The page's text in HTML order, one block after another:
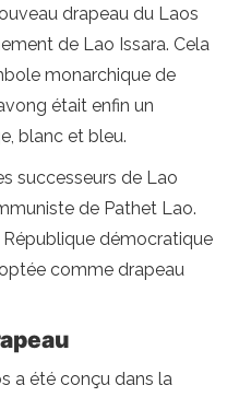
drapeau du Laos
de Lao Issara. Cela
monarchique de
était enfin un
blanc et bleu.
successeurs de Lao
de Pathet Lao.
démocratique
comme drapeau
a été conçu dans la